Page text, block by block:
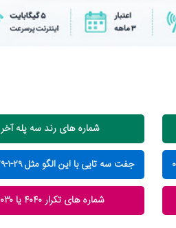
شماره های رند سه پله آخر
جفت سه تایی با این الگو مثل ۲۹-۱-۲۹-۲۹-۰۹۱۲
شماره های تکرار ۴۰۴۰ یا ۴۰۳۰